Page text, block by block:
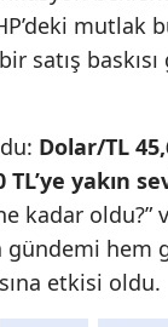
mutlak
satış
Dolar/TL
yakın
kadar oldu?”
gündemi
etkisi oldu.